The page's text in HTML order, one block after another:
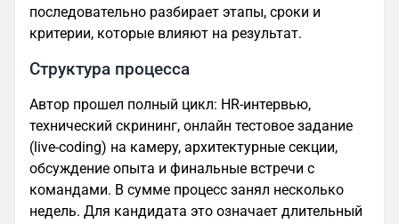
последовательно разбирает этапы, сроки и
критерии, которые влияют на результат.
Структура процесса
Автор прошел полный цикл: HR-интервью,
технический скрининг, онлайн тестовое задание
(live-coding) на камеру, архитектурные секции,
обсуждение опыта и финальные встречи с
командами. В сумме процесс занял несколько
недель. Для кандидата это означает длительный